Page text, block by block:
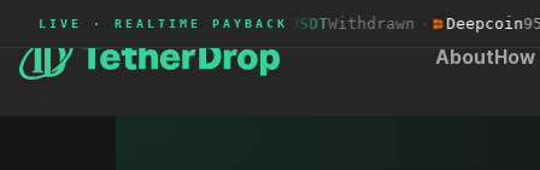
LIVE · REALTIME PAYBACK
Gate5339****+79.27 USDTWithdrawn · Deepcoin
About